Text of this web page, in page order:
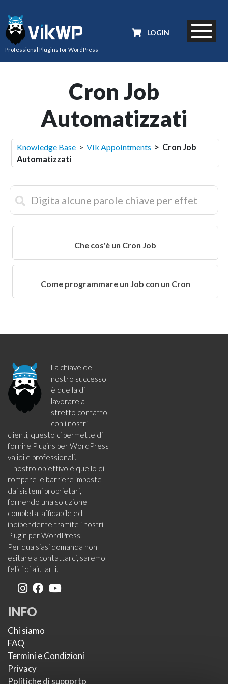
Professional Plugins for WordPress
LOGIN
Cron Job
Automatizzati
Knowledge Base > Vik Appointments > Cron Job
Automatizzati
Che cos'è un Cron Job
Come programmare un Job con un Cron
La chiave del
nostro successo
è quella di
lavorare a
stretto contatto
con i nostri
clienti, questo ci permette di
fornire Plugins per WordPress
validi e professionali.
Il nostro obiettivo è quello di
rompere le barriere imposte
dai sistemi proprietari,
fornendo una soluzione
completa, affidabile ed
indipendente tramite i nostri
Plugin per WordPress.
Per qualsiasi domanda non
esitare a contattarci, saremo
felici di aiutarti.
INFO
Chi siamo
FAQ
Termini e Condizioni
Privacy
Politiche di supporto